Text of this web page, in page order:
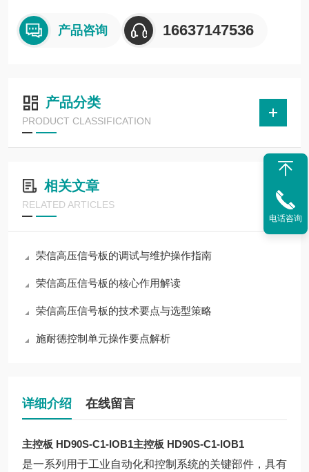
产品咨询 16637147536
产品分类
PRODUCT CLASSIFICATION
相关文章
RELATED ARTICLES
荣信高压信号板的调试与维护操作指南
荣信高压信号板的核心作用解读
荣信高压信号板的技术要点与选型策略
施耐德控制单元操作要点解析
详细介绍 在线留言
主控板 HD90S-C1-IOB1主控板 HD90S-C1-IOB1
是一系列用于工业自动化和控制系统的关键部件，具有
电话咨询